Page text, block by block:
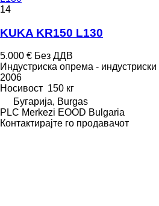
14
KUKA KR150 L130
5.000 € Без ДДВ
Индустриска опрема - индустриски
2006
Носивост 150 кг
Бугарија, Burgas
PLC Merkezi EOOD Bulgaria
Контактирајте го продавачот